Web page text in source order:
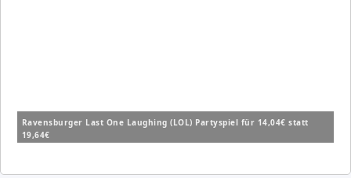
Ravensburger Last One Laughing (LOL) Partyspiel für 14,04€ statt
19,64€